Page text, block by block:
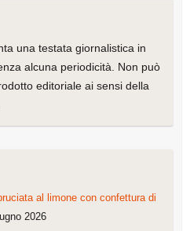
una testata giornalistica in
alcuna periodicità. Non può
editoriale ai sensi della
al limone con confettura di
2026